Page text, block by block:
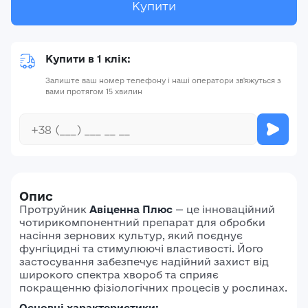
Купити
Купити в 1 клік:
Залиште ваш номер телефону і наші оператори зв'яжуться з
вами протягом 15 хвилин
Опис
Протруйник Авіценна Плюс — це інноваційний
чотирикомпонентний препарат для обробки
насіння зернових культур, який поєднує
фунгіцидні та стимулюючі властивості. Його
застосування забезпечує надійний захист від
широкого спектра хвороб та сприяє
покращенню фізіологічних процесів у рослинах.